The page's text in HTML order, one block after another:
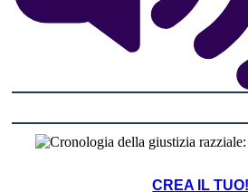
CREA IL TUO!